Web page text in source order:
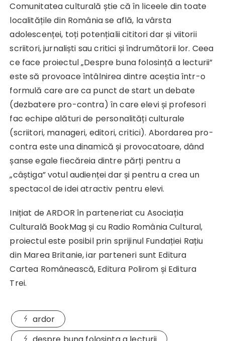
Comunitatea culturală știe că în liceele din toate
localitățile din România se află, la vârsta
adolescenței, toți potențialii cititori dar și viitorii
scriitori, jurnaliști sau critici și îndrumătorii lor. Ceea
ce face proiectul „Despre buna folosință a lecturii”
este să provoace întâlnirea dintre aceștia într-o
formulă care are ca punct de start un debate
(dezbatere pro-contra) în care elevi și profesori
fac echipe alături de personalități culturale
(scriitori, manageri, editori, critici). Abordarea pro-
contra este una dinamică și provocatoare, dând
șanse egale fiecăreia dintre părți pentru a
„câștiga” votul audienței dar și pentru a crea un
spectacol de idei atractiv pentru elevi.
Inițiat de ARDOR în parteneriat cu Asociația
Culturală BookMag și cu Radio România Cultural,
proiectul este posibil prin sprijinul Fundației Rațiu
din Marea Britanie, iar parteneri sunt Editura
Cartea Românească, Editura Polirom și Editura
Trei.
ardor